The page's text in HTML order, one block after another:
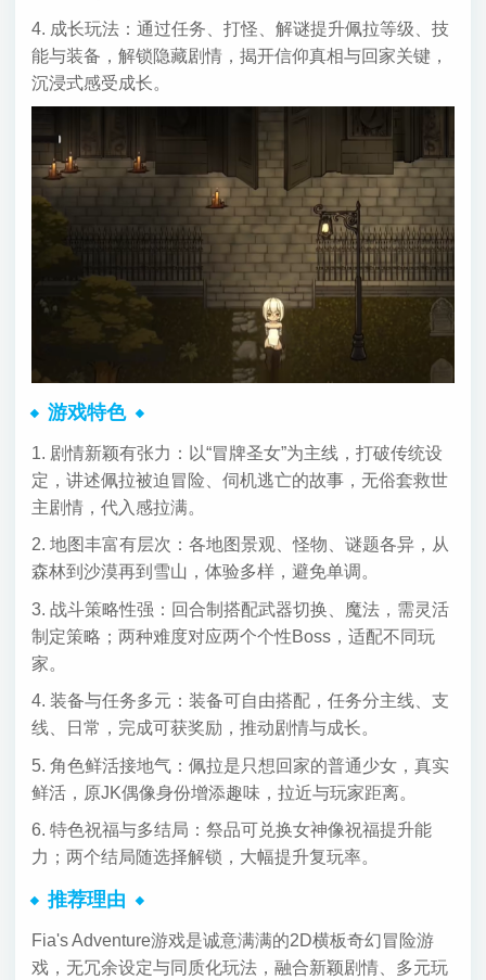
4. 成长玩法：通过任务、打怪、解谜提升佩拉等级、技
能与装备，解锁隐藏剧情，揭开信仰真相与回家关键，
沉浸式感受成长。
游戏特色
1. 剧情新颖有张力：以“冒牌圣女”为主线，打破传统设
定，讲述佩拉被迫冒险、伺机逃亡的故事，无俗套救世
主剧情，代入感拉满。
2. 地图丰富有层次：各地图景观、怪物、谜题各异，从
森林到沙漠再到雪山，体验多样，避免单调。
3. 战斗策略性强：回合制搭配武器切换、魔法，需灵活
制定策略；两种难度对应两个个性Boss，适配不同玩
家。
4. 装备与任务多元：装备可自由搭配，任务分主线、支
线、日常，完成可获奖励，推动剧情与成长。
5. 角色鲜活接地气：佩拉是只想回家的普通少女，真实
鲜活，原JK偶像身份增添趣味，拉近与玩家距离。
6. 特色祝福与多结局：祭品可兑换女神像祝福提升能
力；两个结局随选择解锁，大幅提升复玩率。
推荐理由
Fia's Adventure游戏是诚意满满的2D横板奇幻冒险游
戏，无冗余设定与同质化玩法，融合新颖剧情、多元玩